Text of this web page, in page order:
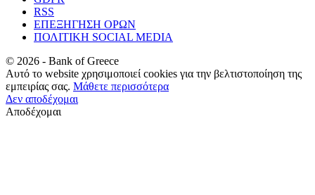
RSS
ΕΠΕΞΗΓΗΣΗ ΟΡΩΝ
ΠΟΛΙΤΙΚΗ SOCIAL MEDIA
© 2026 - Bank of Greece
Αυτό το website χρησιμοποιεί cookies για την βελτιστοποίηση της
εμπειρίας σας. Μάθετε περισσότερα
Δεν αποδέχομαι
Αποδέχομαι